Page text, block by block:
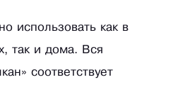
использовать как в
так и дома. Вся
соответствует